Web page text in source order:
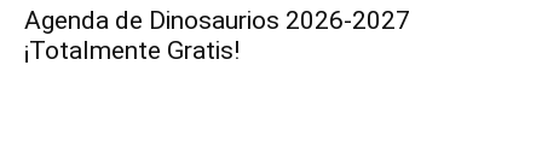
Agenda de Dinosaurios 2026-2027
¡Totalmente Gratis!